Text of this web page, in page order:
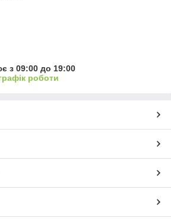
з 09:00 до 19:00
роботи